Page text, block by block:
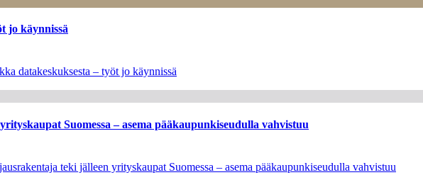
jo käynnissä
datakeskuksesta – työt jo käynnissä
Suomessa – asema pääkaupunkiseudulla vahvistuu
teki jälleen yrityskaupat Suomessa – asema pääkaupunkiseudulla vahvistuu